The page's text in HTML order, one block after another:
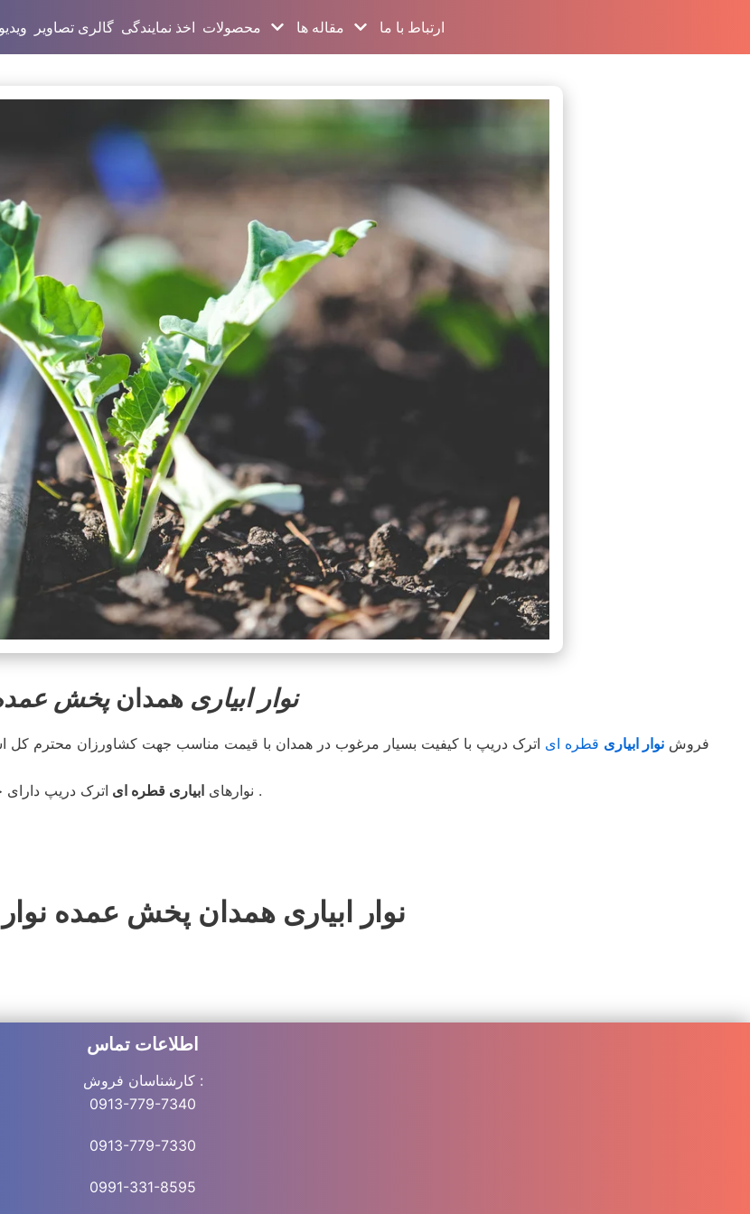
گالری تصاویر اخذ نمایندگی محصولات مقاله ها ارتباط با ما
نوار ابیاری همدانپخش عمده
فروش نوار ابیاری قطره ای اترک دریپ با کیفیت بسیار مرغوب در همدان با قیمت مناسب جهت کشاورزان محترم کل
نوارهای ابیاری قطره ای اترک دریپ دارای خدمات پس از فروش بوده و در محیطی کاملا مناسب انبار و توضیع می شود .
نوار ابیاری همدان پخش عمده نوار تیپ
اطلاعات تماس
کارشناسان فروش :
0913-779-7340
0913-779-7330
0991-331-8595